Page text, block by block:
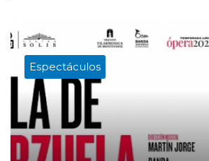
Espectáculos